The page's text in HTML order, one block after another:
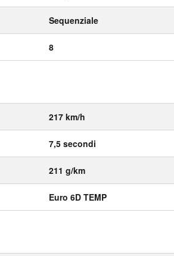
Sequenziale
8
217 km/h
7,5 secondi
211 g/km
Euro 6D TEMP